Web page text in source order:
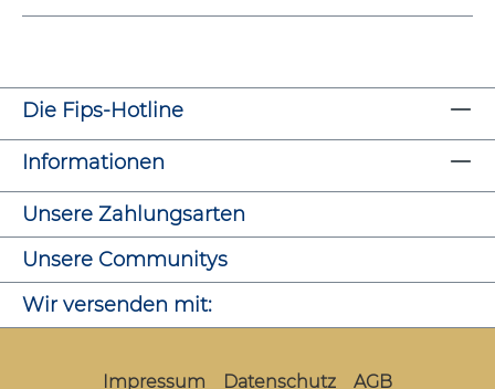
Die Fips-Hotline
Informationen
Unsere Zahlungsarten
Unsere Communitys
Wir versenden mit:
Impressum Datenschutz AGB